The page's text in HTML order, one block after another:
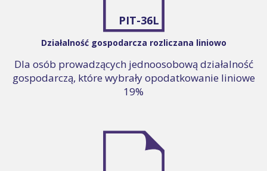
PIT-36L
Działalność gospodarcza rozliczana liniowo
Dla osób prowadzących jednoosobową działalność
gospodarczą, które wybrały opodatkowanie liniowe
19%